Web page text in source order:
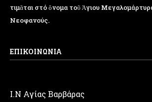
τιμᾶται στό ὄνομα τοῦ Ἁγιου
Νεοφανούς.
ΕΠΙΚΟΙΝΩΝΙΑ
Ι.Ν Αγίας Βαρβάρας